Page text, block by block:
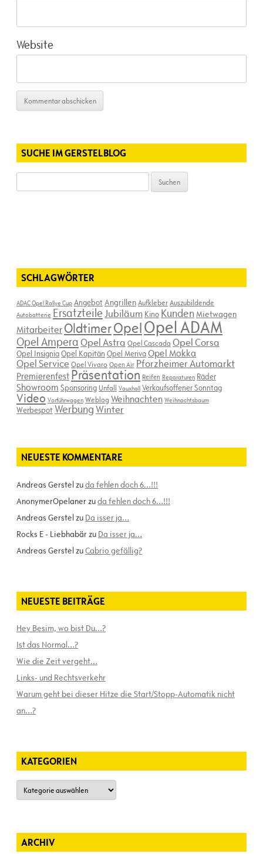
Website
SUCHE IM GERSTELBLOG
nach:
SCHLAGWÖRTER
ADAC Opel Rallye Cup AngebotAngrillenAufkleberAuszubildende
Autobatterie ErsatzteileJubiläum Kino KundenMietwagen
Mitarbeiter OldtimerOpelOpel ADAM
Opel AmperaOpel Astra Opel Cascada Opel Corsa
Opel InsigniaOpel Kapitän Opel MerivaOpel Mokka
Opel ServiceOpel Vivaro Open Air Pforzheimer Automarkt
Premierenfest Präsentation Reifen Reparaturen Räder
Showroom Sponsoring Unfall Vauxhall Verkaufsoffener Sonntag
Video Vorführwagen Weblog Weihnachten Weihnachtsbaum
WerbespotWerbungWinter
NEUESTE KOMMENTARE
Andreas Gerstelzuda fehlen doch 6…!!!
AnonymerOpelanerzuda fehlen doch 6…!!!
Andreas Gerstelzu Da isser ja…
Rocks E - Liebhabärzu Da isser ja…
Andreas GerstelzuCabrio gefällig?
NEUESTE BEITRÄGE
Hey Besim, wo bist Du…?
Ist das Normal…?
Wie die Zeit vergeht…
Links- und Rechtsverkehr
Warum geht bei dieser Hitze die Start/Stopp-Automatik nicht
an…?
KATEGORIEN
Kategorien
ARCHIV